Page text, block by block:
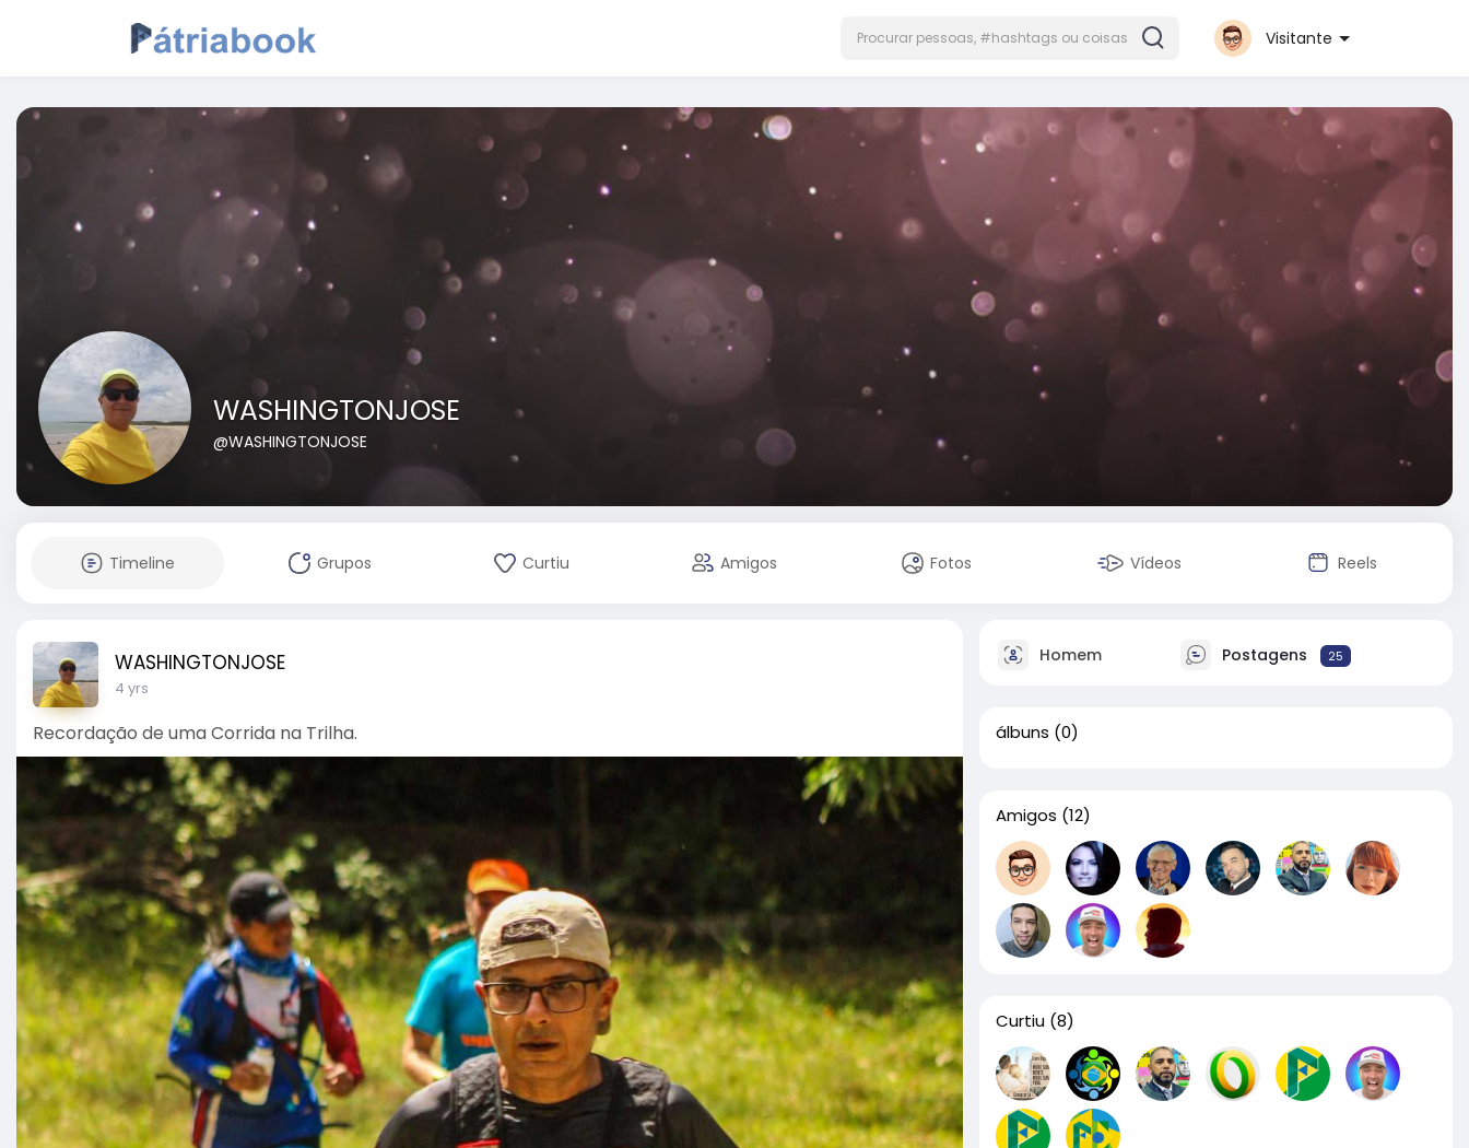
Visitante
WASHINGTONJOSE
@WASHINGTONJOSE
Timeline Grupos Curtiu Amigos Fotos Vídeos Reels
WASHINGTONJOSE
4 yrs
Recordação de uma Corrida na Trilha.
Homem Postagens 25
álbuns (0)
Amigos (12)
Curtiu (8)